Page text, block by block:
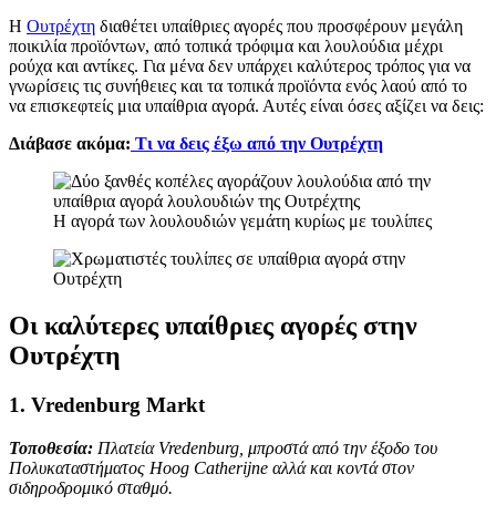
Η Ουτρέχτη διαθέτει υπαίθριες αγορές που προσφέρουν μεγάλη
ποικιλία προϊόντων, από τοπικά τρόφιμα και λουλούδια μέχρι
ρούχα και αντίκες. Για μένα δεν υπάρχει καλύτερος τρόπος για να
γνωρίσεις τις συνήθειες και τα τοπικά προϊόντα ενός λαού από το
να επισκεφτείς μια υπαίθρια αγορά. Αυτές είναι όσες αξίζει να δεις:
Διάβασε ακόμα: Τι να δεις έξω από την Ουτρέχτη
Η αγορά των λουλουδιών γεμάτη κυρίως με τουλίπες
Οι καλύτερες υπαίθριες αγορές στην
Ουτρέχτη
1. Vredenburg Markt
Τοποθεσία: Πλατεία Vredenburg, μπροστά από την έξοδο του
Πολυκαταστήματος Hoog Catherijne αλλά και κοντά στον
σιδηροδρομικό σταθμό.